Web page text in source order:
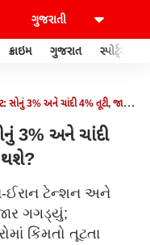
ક્રાઇમ ગુજરાત સ્પોર્ટ્સ
સોનું 3% અને ચાંદી 4% તૂટી, જાણો
3% અને ચાંદી
ઈરાન ટેન્શન અને
ગગડ્યું;
કિંમતો તૂટતા